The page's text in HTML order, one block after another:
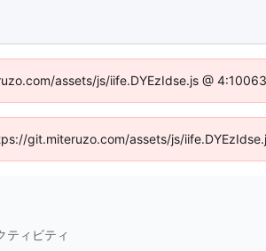
assets/js/iife.DYEzIdse.js @
git.miteruzo.com/assets/js/
ティビティ